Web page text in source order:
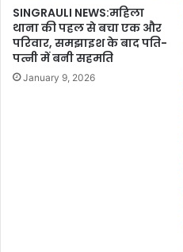
SINGRAULI NEWS:महिला
थाना की पहल से बचा एक और
परिवार, समझाइश के बाद पति-
पत्नी में बनी सहमति
January 9, 2026